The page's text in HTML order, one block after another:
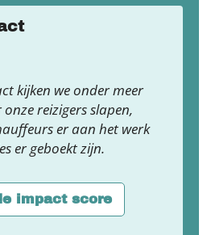
kijken we onder meer
reizigers slapen,
er aan het werk
er geboekt zijn.
impact score